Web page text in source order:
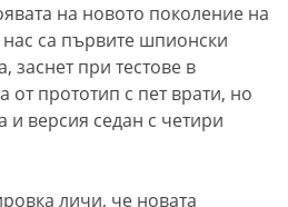
на новото поколение на
нас са първите шпионски
заснет при тестове в
от прототип с пет врати, но
версия седан с четири
личи, че новата